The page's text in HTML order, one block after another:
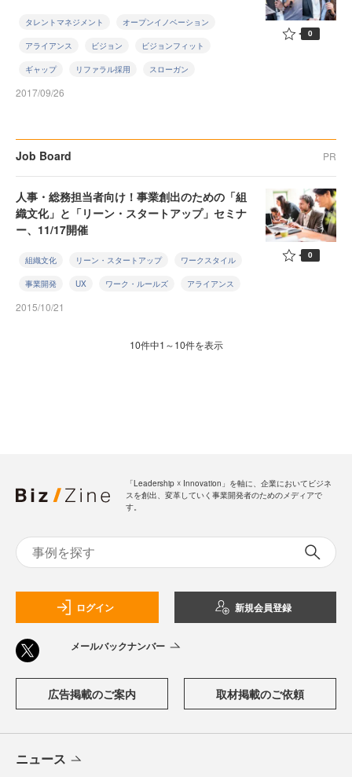
タレントマネジメント オープンイノベーション
アライアンス ビジョン ビジョンフィット
ギャップ リファラル採用 スローガン
2017/09/26
0
Job Board PR
人事・総務担当者向け！事業創出のための「組
織文化」と「リーン・スタートアップ」セミナ
ー、11/17開催
組織文化 リーン・スタートアップ ワークスタイル
事業開発 UX ワーク・ルールズ アライアンス
2015/10/21
0
10件中1～10件を表示
「Leadership ☓ Innovation」を軸に、企業においてビジネ
スを創出、変革していく事業開発者のためのメディアで
す。
ログイン 新規会員登録
メールバックナンバー
広告掲載のご案内 取材掲載のご依頼
ニュース